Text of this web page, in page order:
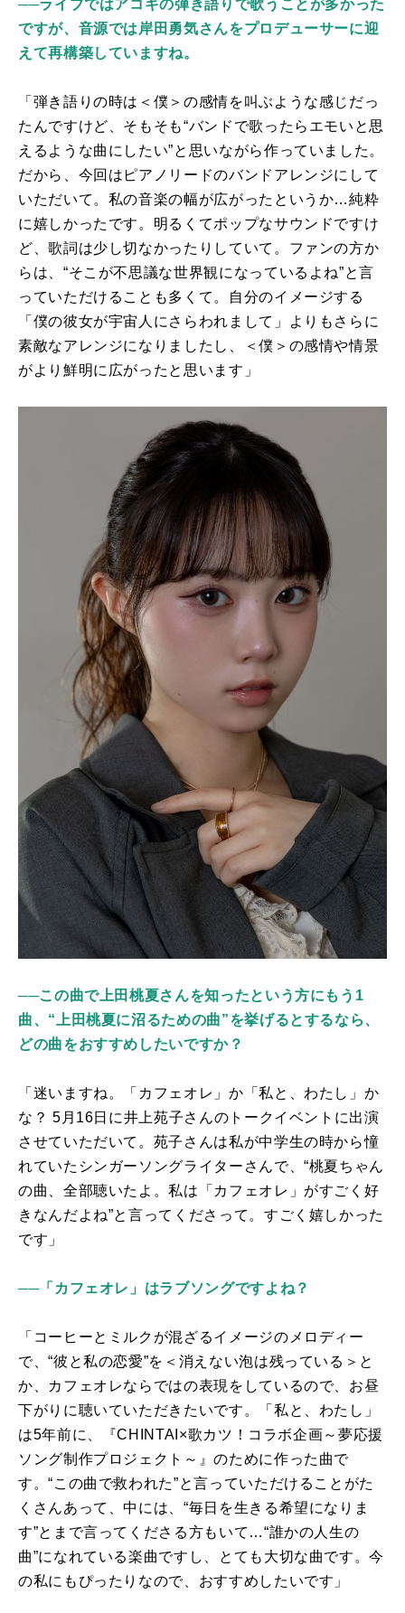
──ライブではアコギの弾き語りで歌うことが多かった
ですが、音源では岸田勇気さんをプロデューサーに迎
えて再構築していますね。
「弾き語りの時は＜僕＞の感情を叫ぶような感じだっ
たんですけど、そもそも“バンドで歌ったらエモいと思
えるような曲にしたい”と思いながら作っていました。
だから、今回はピアノリードのバンドアレンジにして
いただいて。私の音楽の幅が広がったというか…純粋
に嬉しかったです。明るくてポップなサウンドですけ
ど、歌詞は少し切なかったりしていて。ファンの方か
らは、“そこが不思議な世界観になっているよね”と言
っていただけることも多くて。自分のイメージする
「僕の彼女が宇宙人にさらわれまして」よりもさらに
素敵なアレンジになりましたし、＜僕＞の感情や情景
がより鮮明に広がったと思います」
──この曲で上田桃夏さんを知ったという方にもう1
曲、“上田桃夏に沼るための曲”を挙げるとするなら、
どの曲をおすすめしたいですか？
「迷いますね。「カフェオレ」か「私と、わたし」か
な？ 5 月 16日に井上苑子さんのトークイベントに出演
させていただいて。苑子さんは私が中学生の時から憧
れていたシンガーソングライターさんで、“桃夏ちゃん
の曲、全部聴いたよ。私は「カフェオレ」がすごく好
きなんだよね”と言ってくださって。すごく嬉しかった
です」
──「カフェオレ」はラブソングですよね？
「コーヒーとミルクが混ざるイメージのメロディー
で、“彼と私の恋愛”を＜消えない泡は残っている＞と
か、カフェオレならではの表現をしているので、お昼
下がりに聴いていただきたいです。「私と、わたし」
は5年前に、『CHINTAI×歌カツ！コラボ企画～夢応援
ソング制作プロジェクト～』のために作った曲で
す。“この曲で救われた”と言っていただけることがた
くさんあって、中には、“毎日を生きる希望になりま
す”とまで言ってくださる方もいて…“誰かの人生の
曲”になれている楽曲ですし、とても大切な曲です。今
の私にもぴったりなので、おすすめしたいです」